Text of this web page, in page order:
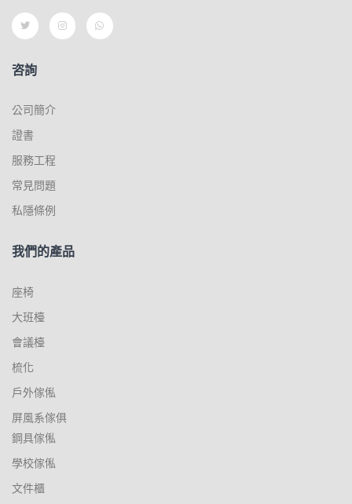
咨詢
公司簡介
證書
服務工程
常見問題
私隱條例
我們的產品
座椅
大班檯
會議檯
梳化
戶外傢俬
屏風系傢俱
鋼具傢俬
學校傢俬
文件櫃